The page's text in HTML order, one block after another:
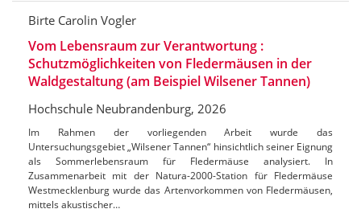
Birte Carolin Vogler
Vom Lebensraum zur Verantwortung :
Schutzmöglichkeiten von Fledermäusen in der
Waldgestaltung (am Beispiel Wilsener Tannen)
Hochschule Neubrandenburg, 2026
Im Rahmen der vorliegenden Arbeit wurde das
Untersuchungsgebiet „Wilsener Tannen“ hinsichtlich seiner Eignung
als Sommerlebensraum für Fledermäuse analysiert. In
Zusammenarbeit mit der Natura-2000-Station für Fledermäuse
Westmecklenburg wurde das Artenvorkommen von Fledermäusen,
mittels akustischer…